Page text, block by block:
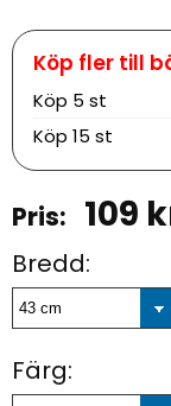
Köp 5 st
Köp 15 st
109
Bredd:
Färg: